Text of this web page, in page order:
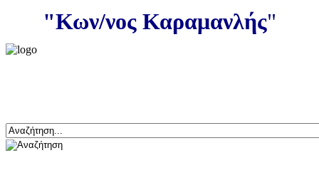
"Κων/νος Καραμανλής"